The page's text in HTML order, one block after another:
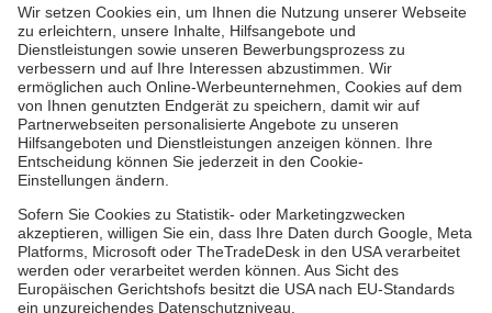
Die Johanniter GmbH führt das Spendenzertifikat
des Deutschen Spendenrats e.V.
Dienste & Leistungen